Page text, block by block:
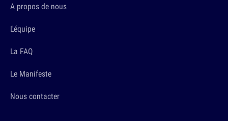
A propos de nous
L'équipe
La FAQ
Le Manifeste
Nous contacter